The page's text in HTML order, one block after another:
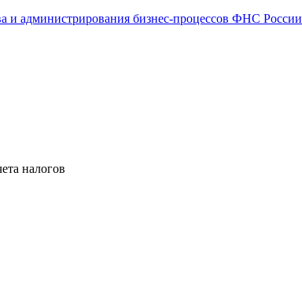
администрирования бизнес-процессов ФНС России
налогов